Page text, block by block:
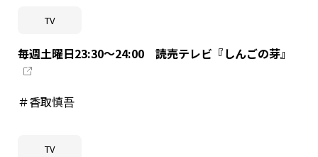
TV
毎週土曜日23:30～24:00 読売テレビ『しんごの芽』
＃香取慎吾
TV